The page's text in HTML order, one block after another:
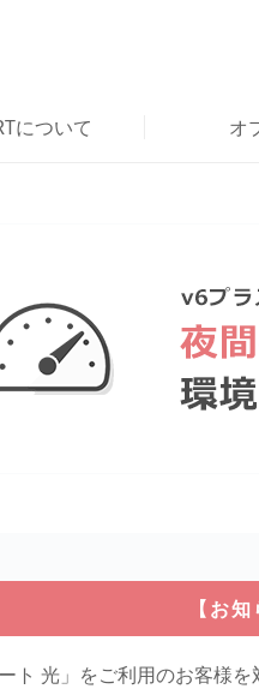
について オ
【お知
光」をご利用のお客様を